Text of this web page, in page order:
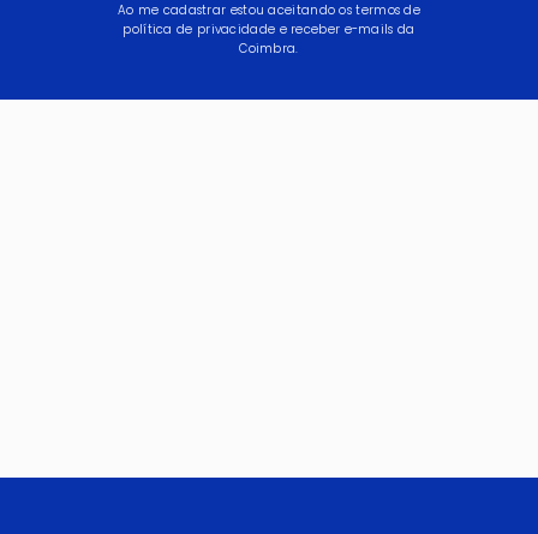
Ao me cadastrar estou aceitando os termos de
política de privacidade e receber e-mails da
Coimbra.